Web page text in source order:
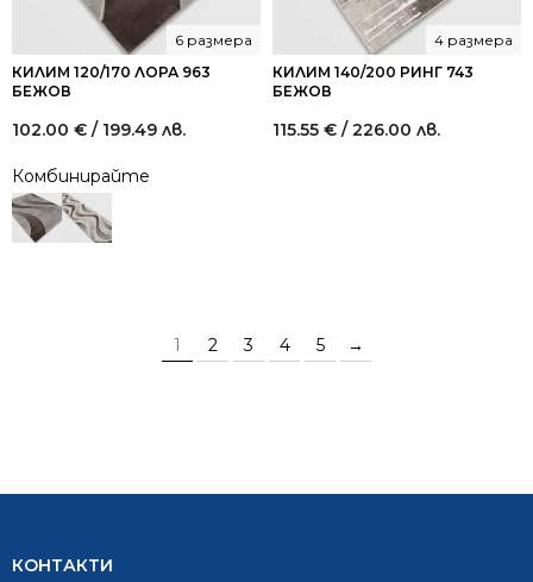
КИЛИМ 120/170 ЛОРА 963
БЕЖОВ
6 размера
102.00 € / 199.49 лв.
Комбинирайте
КИЛИМ 140/200 РИНГ 743
БЕЖОВ
4 размера
115.55 € / 226.00 лв.
1 2 3 4 5 →
КОНТАКТИ